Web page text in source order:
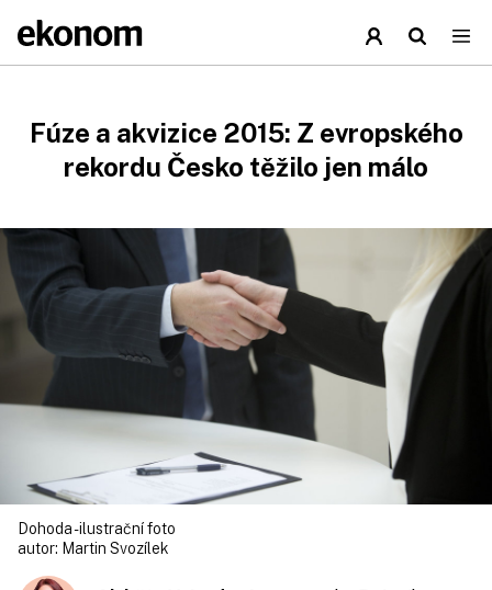
Fúze a akvizice 2015: Z evropského
rekordu Česko těžilo jen málo
Dohoda - ilustrační foto
autor: Martin Svozílek